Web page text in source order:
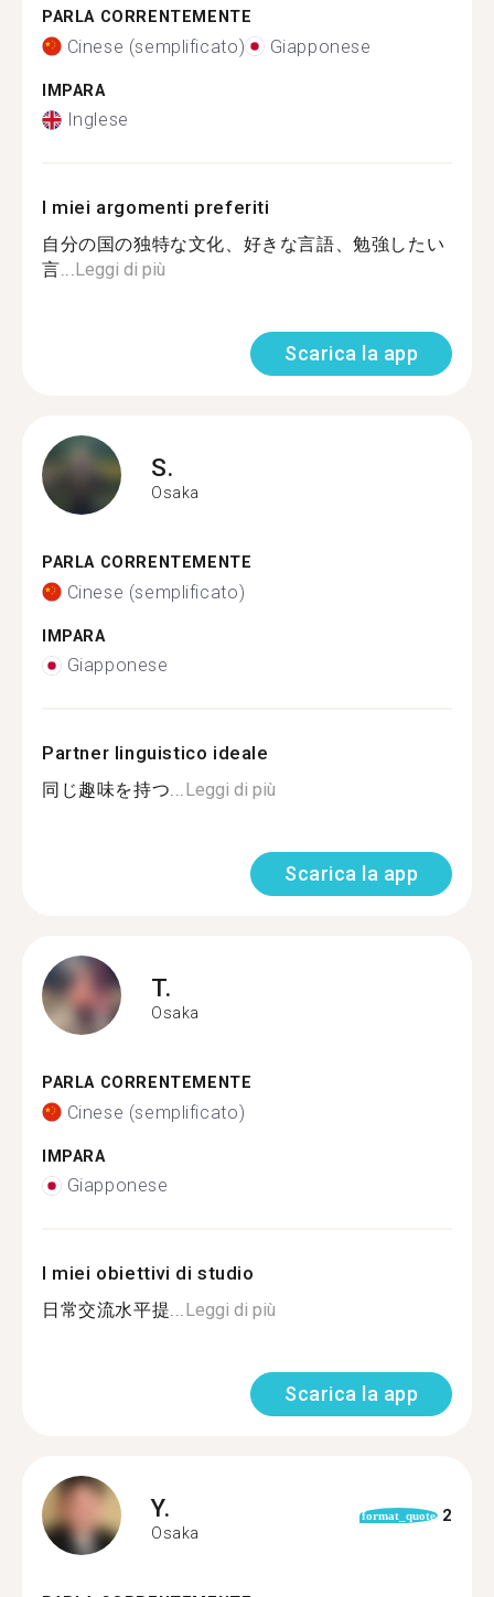
PARLA CORRENTEMENTE
Cinese (semplificato) Giapponese
IMPARA
Inglese
I miei argomenti preferiti
自分の国の独特な文化、好きな言語、勉強したい
言...Leggi di più
Scarica la app
S.
Osaka
PARLA CORRENTEMENTE
Cinese (semplificato)
IMPARA
Giapponese
Partner linguistico ideale
同じ趣味を持つ...Leggi di più
Scarica la app
T.
Osaka
PARLA CORRENTEMENTE
Cinese (semplificato)
IMPARA
Giapponese
I miei obiettivi di studio
日常交流水平提...Leggi di più
Scarica la app
Y.
Osaka
format_quote 2